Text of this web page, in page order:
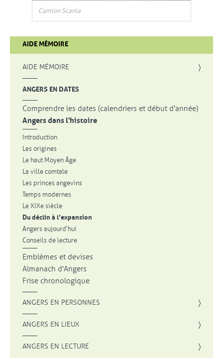
Camion Scania
AIDE MÉMOIRE
AIDE MÉMOIRE
ANGERS EN DATES
Comprendre les dates (calendriers et début d'année)
Angers dans l'histoire
Introduction
Les origines
Le haut Moyen Âge
La ville comtale
Les princes angevins
Temps modernes
Le XIXe siècle
Du déclin à l’expansion
Angers aujourd’hui
Conseils de lecture
Emblèmes et devises
Almanach d'Angers
Frise chronologique
ANGERS EN PERSONNES
ANGERS EN LIEUX
ANGERS EN LECTURE